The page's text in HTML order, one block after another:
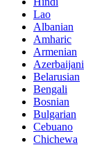
Lao
Albanian
Amharic
Armenian
Azerbaijani
Belarusian
Bengali
Bosnian
Bulgarian
Cebuano
Chichewa